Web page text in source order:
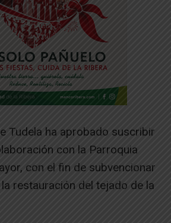
Tudela ha aprobado suscribir
con la Parroquia
con el fin de subvencionar
restauración del tejado de la